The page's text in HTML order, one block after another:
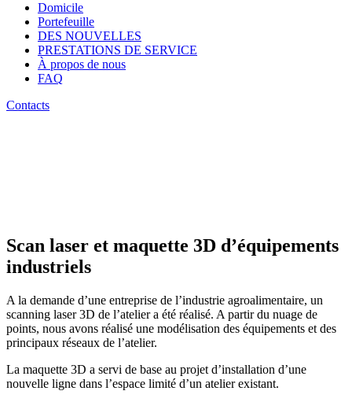
Domicile
Portefeuille
DES NOUVELLES
PRESTATIONS DE SERVICE
À propos de nous
FAQ
Contacts
Scan laser et maquette 3D d’équipements
industriels
A la demande d’une entreprise de l’industrie agroalimentaire, un
scanning laser 3D de l’atelier a été réalisé. A partir du nuage de
points, nous avons réalisé une modélisation des équipements et des
principaux réseaux de l’atelier.
La maquette 3D a servi de base au projet d’installation d’une
nouvelle ligne dans l’espace limité d’un atelier existant.